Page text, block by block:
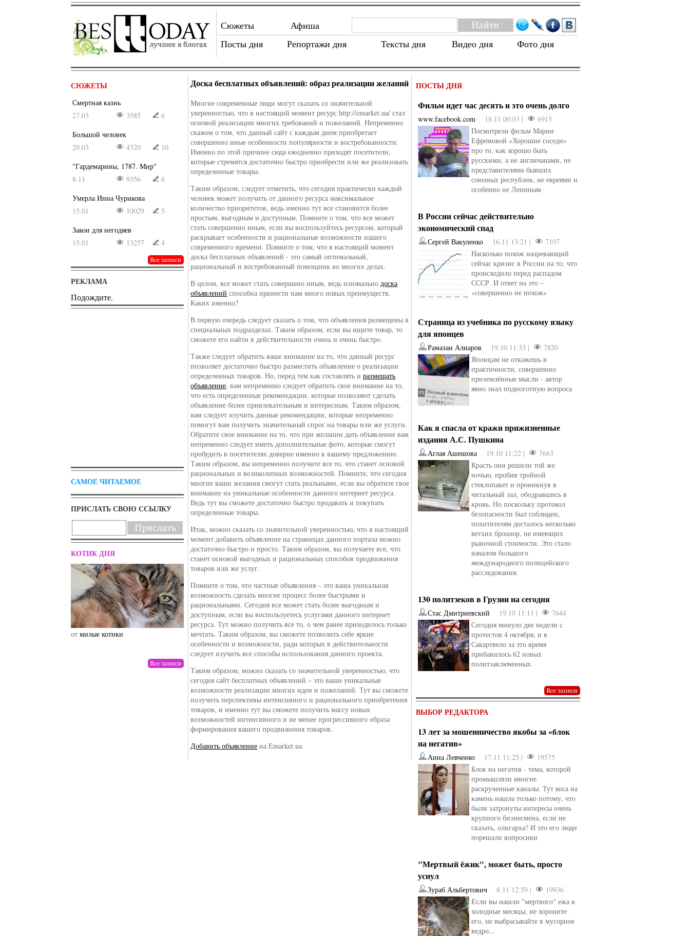
Сюжеты
Афиша
Посты дня
Репортажи дня Тексты дня Видео дня Фото дня
СЮЖЕТЫ
Смертная казнь
27.03
3585
6
Большой человек
20.03
4320
10
"Гардемарины, 1787. Мир"
8.11
9356
6
Умерла Инна Чурикова
15.01
10029
5
Закон для негодяев
15.01
13257 4
РЕКЛАМА
Подождите.
САМОЕ ЧИТАЕМОЕ
ПРИСЛАТЬ СВОЮ ССЫЛКУ
КОТИК ДНЯ
отмилые котики от drunktwi от Наталья Верхова от Ирина Иновели от kotyaravesel
Доска бесплатных объявлений: образ реализации желаний
Многие современные люди могут сказать со значительной
уверенностью, что в настоящий момент ресурс http://emarket.ua/ стал
основой реализации многих требований и пожеланий. Непременно
скажем о том, что данный сайт с каждым днем приобретает
совершенно иные особенности популярности и востребованности.
Именно по этой причине сюда ежедневно приходят посетители,
которые стремятся достаточно быстро приобрести или же реализовать
определенные товары.
Таким образом, следует отметить, что сегодня практически каждый
человек может получить от данного ресурса максимальное
количество приоритетов, ведь именно тут все становится более
простым, выгодным и доступным. Помните о том, что все может
стать совершенно иным, если вы воспользуйтесь ресурсом, который
раскрывает особенности и рациональные возможности нашего
современного времени. Помните о том, что в настоящий момент
доска бесплатных объявлений - это самый оптимальный,
рациональный и востребованный помощник во многих делах.
В целом, все может стать совершено иным, ведь изначальнодоска
объявлений способна принести нам много новых преимуществ.
Каких именно?
В первую очередь следует сказать о том, что объявления размещены в
специальных подразделах. Таким образом, если вы ищите товар, то
сможете его найти в действительности очень и очень быстро.
Также следует обратить ваше внимание на то, что данный ресурс
позволяет достаточно быстро разместить объявление о реализации
определенных товаров. Но, перед тем как составлять иразмещать
объявление, вам непременно следует обратить свое внимание на то,
что есть определенные рекомендации, которые позволяют сделать
объявление более привлекательным и интересным. Таким образом,
вам следует изучить данные рекомендации, которые непременно
помогут вам получить значительный спрос на товары или же услуги.
Обратите свое внимание на то, что при желании дать объявление вам
непременно следует иметь дополнительные фото, которые смогут
пробудить в посетителях доверие именно к вашему предложению.
Таким образом, вы непременно получите все то, что станет основой
рациональных и великолепных возможностей. Помните, что сегодня
многие ваши желания смогут стать реальными, если вы обратите свое
внимание на уникальные особенности данного интернет ресурса.
Ведь тут вы сможете достаточно быстро продавать и покупать
определенные товары.
Итак, можно сказать со значительной уверенностью, что в настоящий
момент добавить объявление на страницах данного портала можно
достаточно быстро и просто. Таким образом, вы получаете все, что
станет основой выгодных и рациональных способов продвижения
товаров или же услуг.
Помните о том, что частные объявления – это ваша уникальная
возможность сделать многие процесс более быстрыми и
рациональными. Сегодня все может стать более выгодным и
доступным, если вы воспользуетесь услугами данного интернет
ресурса. Тут можно получить все то, о чем ранее приходилось только
мечтать. Таким образом, вы сможете позволить себе яркие
особенности и возможности, ради которых в действительности
следует изучить все способы использования данного проекта.
Таким образом, можно сказать со значительной уверенностью, что
сегодня сайт бесплатных объявлений – это ваши уникальные
возможности реализации многих идеи и пожеланий. Тут вы сможете
получить перспективы интенсивного и рационального приобретения
товаров, и именно тут вы сможете получить массу новых
возможностей интенсивного и не менее прогрессивного образа
формирования вашего продвижения товаров.
Добавить объявление на Emarket.ua
ПОСТЫ ДНЯ
Фильм идет час десять и это очень долго
www.facebook.com 18.11 00:03 |
6915
Посмотрели фильм Марии
Ефремовой «Хорошие соседи»
про то, как хорошо быть
русскими, а не англичанами, не
представителями бывших
союзных республик, не евреями и
особенно не Лениным
В России сейчас действительно
экономический спад
Сергей Вакуленко 16.11 13:21 |
7107
Насколько похож назревающий
сейчас кризис в России на то, что
происходило перед распадом
СССР. И ответ на это –
«совершенно не похож»
Страница из учебника по русскому языку
для японцев
Рамазан Алиаров 19.10 11:33 |
7820
Японцам не откажешь в
практичности, совершенно
приземлённые мысли - автор
явно знал подноготную вопроса
Как я спасла от кражи прижизненные
издания А.С. Пушкина
Аглая Ашешова 19.10 11:22 |
7663
Красть они решили той же
ночью, пробив тройной
стеклопакет и проникнув в
читальный зал, ободравшись в
кровь. Но поскольку протокол
безопасности был соблюден,
похитителям досталось несколько
ветхих брошюр, не имеющих
рыночной стоимости. Это стало
началом большого
международного полицейского
расследования.
130 политзеков в Грузии на сегодня
Стас Дмитриевский 19.10 11:11 |
7644
Сегодня минуло две недели с
протестов 4 октября, и в
Сакартвело за это время
прибавилось 62 новых
политзаключенных.
ВЫБОР РЕДАКТОРА
13 лет за мошенничество якобы за «блок
на негатив»
Анна Левченко 17.11 11:25 |
19575
Блок на негатив - тема, которой
промышляли многие
раскрученные каналы. Тут коса на
камень нашла только потому, что
были затронуты интересы очень
крупного бизнесмена, если не
сказать, олигарха? И это его люди
порешали вопросики
"Мертвый ёжик", может быть, просто
уснул
Зураб Альбертович 8.11 12:59 |
19936
Если вы нашли "мертвого" ежа в
холодные месяцы, не хороните
его, не выбрасывайте в мусорное
ведро...